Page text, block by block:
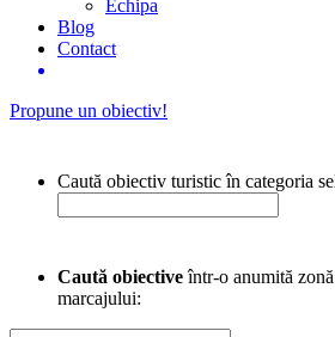
Echipa
Blog
Contact
Propune un obiectiv!
Caută obiectiv turistic în categoria
Caută obiectiveîntr-o anumită
marcajului: